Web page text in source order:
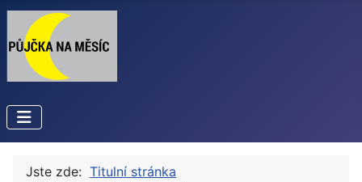
Jste zde: Titulní stránka